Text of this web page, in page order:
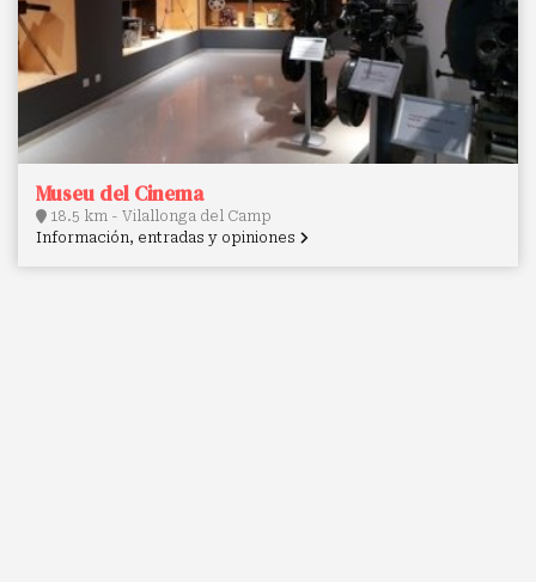
Museu del Cinema
18.5 km - Vilallonga del Camp
Información, entradas y opiniones